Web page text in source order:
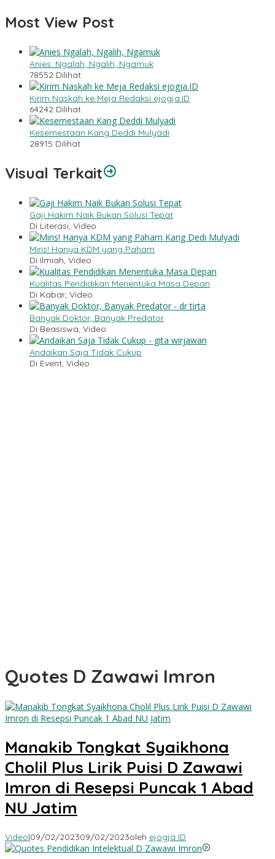
Most View Post
Anies: Ngalah, Ngalih, Ngamuk
78552 Dilihat
Kirim Naskah ke Meja Redaksi ejogja.ID
64242 Dilihat
Kesemestaan Kang Deddi Mulyadi
28915 Dilihat
Visual Terkait
Gaji Hakim Naik Bukan Solusi Tepat
Di Literasi, Video
Miris! Hanya KDM yang Paham
Di Ilmiah, Video
Kualitas Pendidikan Menentuka Masa Depan
Di Kabar, Video
Banyak Doktor, Banyak Predator
Di Beasiswa, Video
Andaikan Saja Tidak Cukup
Di Event, Video
Quotes D Zawawi Imron
Manakib Tongkat Syaikhona
Cholil Plus Lirik Puisi D Zawawi
Imron di Resepsi Puncak 1 Abad
NU Jatim
Video|09/02/202309/02/2023oleh ejogja ID